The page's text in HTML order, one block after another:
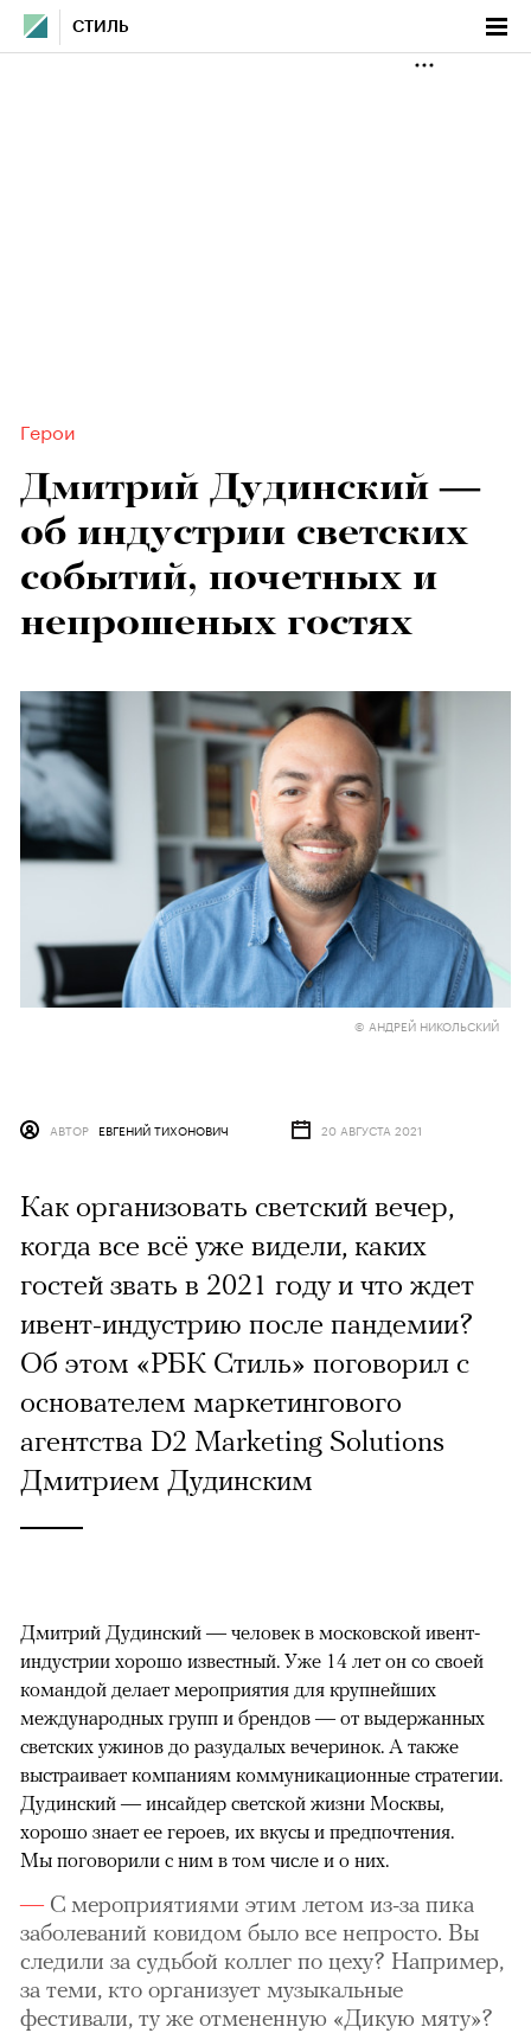
СТИЛЬ
Герои
Дмитрий Дудинский —
об индустрии светских
событий, почетных и
непрошеных гостях
© АНДРЕЙ НИКОЛЬСКИЙ
АВТОР ЕВГЕНИЙ ТИХОНОВИЧ 20 АВГУСТА 2021
Как организовать светский вечер,
когда все всё уже видели, каких
гостей звать в 2021 году и что ждет
ивент-индустрию после пандемии?
Об этом «РБК Стиль» поговорил с
основателем маркетингового
агентства D2 Marketing Solutions
Дмитрием Дудинским
Дмитрий Дудинский — человек в московской ивент-
индустрии хорошо известный. Уже 14 лет он со своей
командой делает мероприятия для крупнейших
международных групп и брендов — от выдержанных
светских ужинов до разудалых вечеринок. А также
выстраивает компаниям коммуникационные стратегии.
Дудинский — инсайдер светской жизни Москвы,
хорошо знает ее героев, их вкусы и предпочтения.
Мы поговорили с ним в том числе и о них.
С мероприятиями этим летом из-за пика
заболеваний ковидом было все непросто. Вы
следили за судьбой коллег по цеху? Например,
за теми, кто организует музыкальные
фестивали, ту же отмененную «Дикую мяту»?